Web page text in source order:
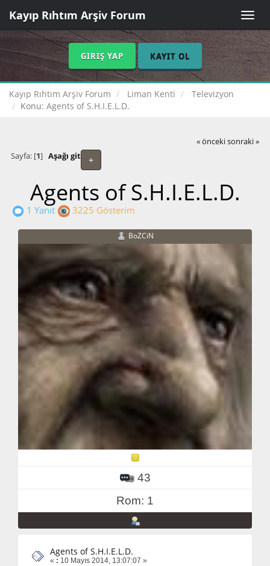
Toggle
Kayıp Rıhtım Arşiv Forum
GIRIŞ YAP KAYIT OL
Kayıp Rıhtım Arşiv Forum Liman Kenti
Televizyon
Konu: Agents of S.H.I.E.L.D.
« önceki sonraki »
+
Sayfa: [1] Aşağı git
Agents of S.H.I.E.L.D.
1 Yanıt 3225 Gösterim
BoZCiN
43
Rom: 1
Agents of S.H.I.E.L.D.
« : 10 Mayıs 2014, 13:07:07 »